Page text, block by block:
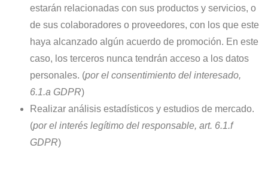
estarán relacionadas con sus productos y servicios, o
de sus colaboradores o proveedores, con los que este
haya alcanzado algún acuerdo de promoción. En este
caso, los terceros nunca tendrán acceso a los datos
personales. (por el consentimiento del interesado,
6.1.a GDPR)
Realizar análisis estadísticos y estudios de mercado.
(por el interés legítimo del responsable, art. 6.1.f
GDPR)